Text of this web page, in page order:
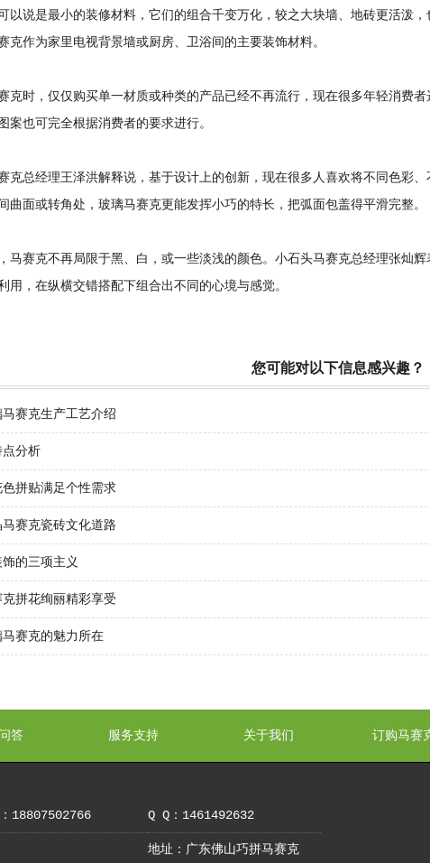
说是最小的装修材料，它们的组合千变万化，较之大块墙、地砖更活泼，
克作为家里电视背景墙或厨房、卫浴间的主要装饰材料。
时，仅仅购买单一材质或种类的产品已经不再流行，现在很多年轻消费者
案也可完全根据消费者的要求进行。
总经理王泽洪解释说，基于设计上的创新，现在很多人喜欢将不同色彩、
曲面或转角处， 玻璃马赛克更能发挥小巧的特长，把弧面包盖得平滑完整。
赛克不再局限于黑、白，或一些淡浅的颜色。小石头马赛克总经理张灿辉
用，在纵横交错搭配下组合出不同的心境与感觉。
您可能对以下信息感兴趣？
赛克生产工艺介绍
分析
拼贴满足个性需求
赛克瓷砖文化道路
的三项主义
拼花绚丽精彩享受
赛克的魅力所在
答 服务支持 关于我们 订购马赛
18807502766 Q Q：1461492632
地址：广东佛山巧拼马赛克